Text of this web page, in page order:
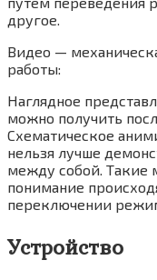
другое.
Видео —
работы:
Наглядное
можно получить
Схематическое
нельзя лучше
между собой. Такие
понимание
переключении
Устройство